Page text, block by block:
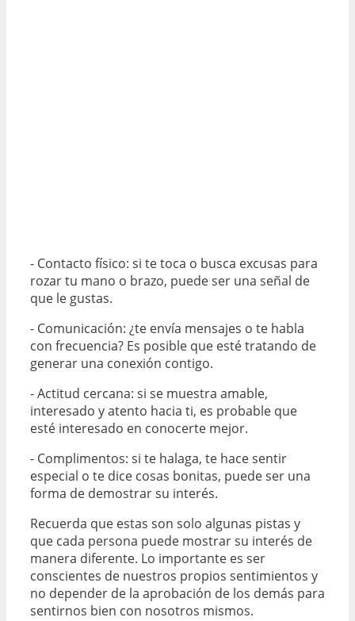
- Contacto físico: si te toca o busca excusas para
rozar tu mano o brazo, puede ser una señal de
que le gustas.
- Comunicación: ¿te envía mensajes o te habla
con frecuencia? Es posible que esté tratando de
generar una conexión contigo.
- Actitud cercana: si se muestra amable,
interesado y atento hacia ti, es probable que
esté interesado en conocerte mejor.
- Complimentos: si te halaga, te hace sentir
especial o te dice cosas bonitas, puede ser una
forma de demostrar su interés.
Recuerda que estas son solo algunas pistas y
que cada persona puede mostrar su interés de
manera diferente. Lo importante es ser
conscientes de nuestros propios sentimientos y
no depender de la aprobación de los demás para
sentirnos bien con nosotros mismos.